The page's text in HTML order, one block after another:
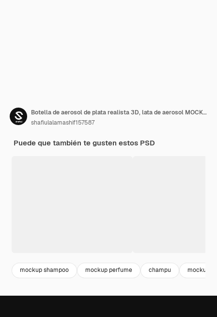
Botella de aerosol de plata realista 3D, lata de aerosol MOCKUP
shafiulalamashif157587
Puede que también te gusten estos PSD
mockup shampoo mockup perfume champu mockup